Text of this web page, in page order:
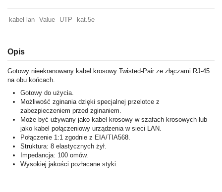
kabel lan Value UTP kat.5e
Opis
Gotowy nieekranowany kabel krosowy Twisted-Pair ze złączami RJ-45
na obu końcach.
Gotowy do użycia.
Możliwość zginania dzięki specjalnej przelotce z
zabezpieczeniem przed zginaniem.
Może być używany jako kabel krosowy w szafach krosowych lub
jako kabel połączeniowy urządzenia w sieci LAN.
Połączenie 1:1 zgodnie z EIA/TIA568.
Struktura: 8 elastycznych żył.
Impedancja: 100 omów.
Wysokiej jakości pozłacane styki.